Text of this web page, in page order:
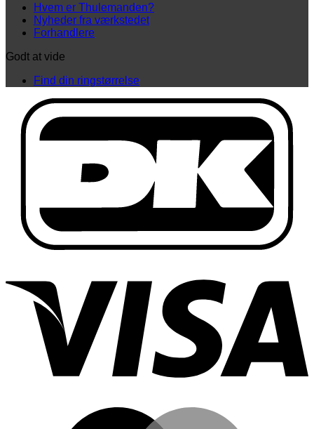
Hvem er Thulemanden?
Nyheder fra værkstedet
Forhandlere
Godt at vide
Find din ringstørrelse